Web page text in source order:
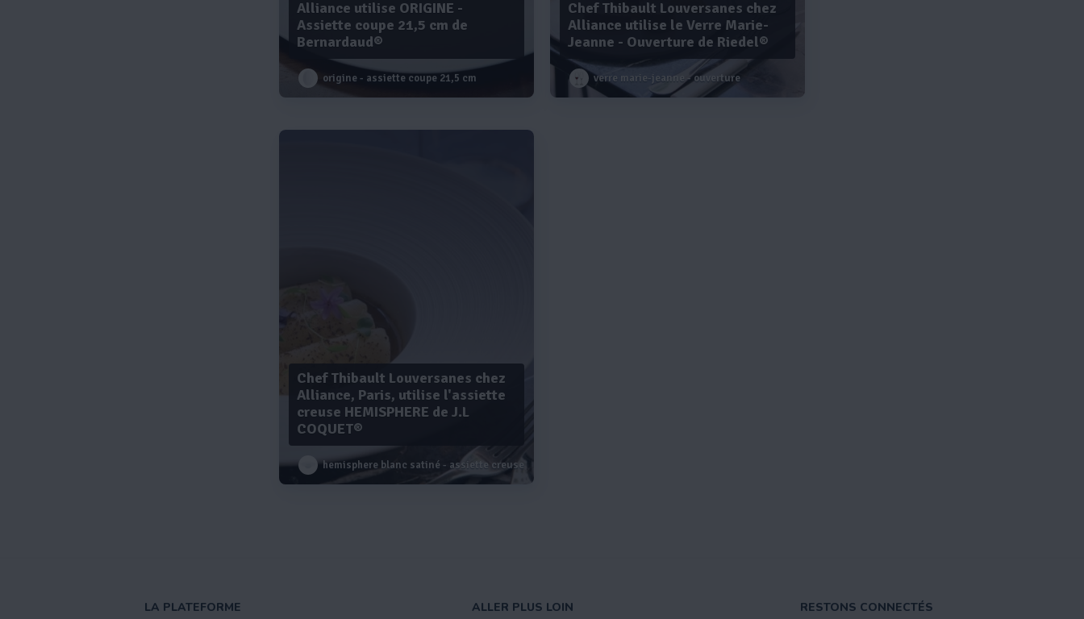
Alliance utilise ORIGINE -
Assiette coupe 21,5 cm de
Bernardaud®
origine - assiette coupe 21,5 cm
Chef Thibault Louversanes chez
Alliance utilise le Verre Marie-
Jeanne - Ouverture de Riedel®
verre marie-jeanne - ouverture
Chef Thibault Louversanes chez
Alliance, Paris, utilise l'assiette
creuse HEMISPHERE de J.L
COQUET®
hemisphere blanc satiné - assiette creuse à aile gm - hemisphere
LA PLATEFORME ALLER PLUS LOIN RESTONS CONNECTÉS